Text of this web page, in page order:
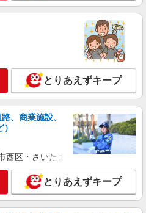
とりあえずキープ
、商業施設、
西区・さいたま市岩槻区・久喜市・
とりあえずキープ